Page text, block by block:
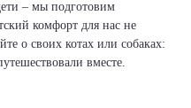
– мы подготовим
комфорт для нас не
о своих котах или собаках:
вместе.